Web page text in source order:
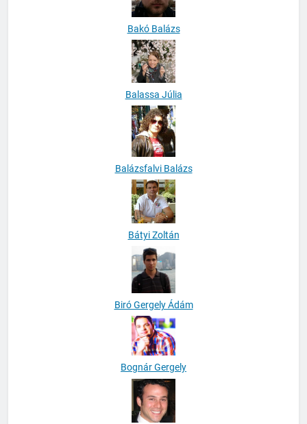
Bakó Balázs
Balassa Júlia
Balázsfalvi Balázs
Bátyi Zoltán
Biró Gergely Ádám
Bognár Gergely